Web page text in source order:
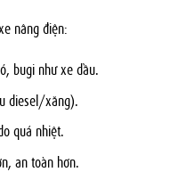
nâng điện:
bugi như xe dầu.
diesel/xăng).
quá nhiệt.
an toàn hơn.